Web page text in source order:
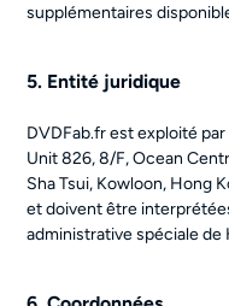
supplémentaires
5. Entité juridique
DVDFab.fr est exploité
Unit 826, 8/F, Ocean
Sha Tsui, Kowloon, Hong
et doivent être
administrative spéciale de